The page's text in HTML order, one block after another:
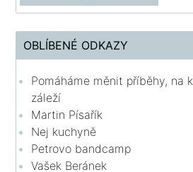
OBLÍBENÉ ODKAZY
Pomáháme měnit příběhy, na
záleží
Martin Písařík
Nej kuchyně
Petrovo bandcamp
Vašek Beránek